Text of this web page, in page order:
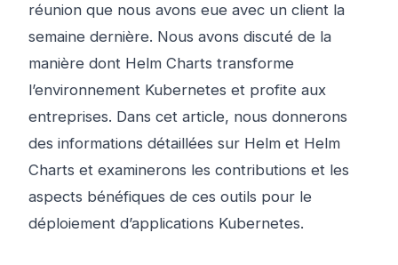
réunion que nous avons eue avec un client la
semaine dernière. Nous avons discuté de la
manière dont Helm Charts transforme
l’environnement Kubernetes et profite aux
entreprises. Dans cet article, nous donnerons
des informations détaillées sur Helm et Helm
Charts et examinerons les contributions et les
aspects bénéfiques de ces outils pour le
déploiement d’applications Kubernetes.